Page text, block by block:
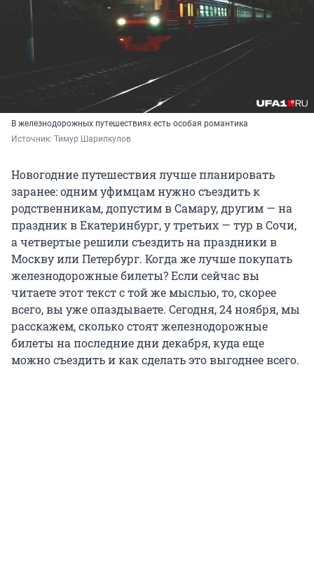
В железнодорожных путешествиях есть особая романтика
Источник: Тимур Шарипкулов
Новогодние путешествия лучше планировать
заранее: одним уфимцам нужно съездить к
родственникам, допустим в Самару, другим — на
праздник в Екатеринбург, у третьих — тур в Сочи,
а четвертые решили съездить на праздники в
Москву или Петербург. Когда же лучше покупать
железнодорожные билеты? Если сейчас вы
читаете этот текст с той же мыслью, то, скорее
всего, вы уже опаздываете. Сегодня, 24 ноября, мы
расскажем, сколько стоят железнодорожные
билеты на последние дни декабря, куда еще
можно съездить и как сделать это выгоднее всего.